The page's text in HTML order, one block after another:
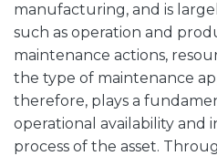
manufacturing, and is
such as operation and
maintenance actions,
the type of maintenance
therefore, plays a
operational availability and
process of the asset.